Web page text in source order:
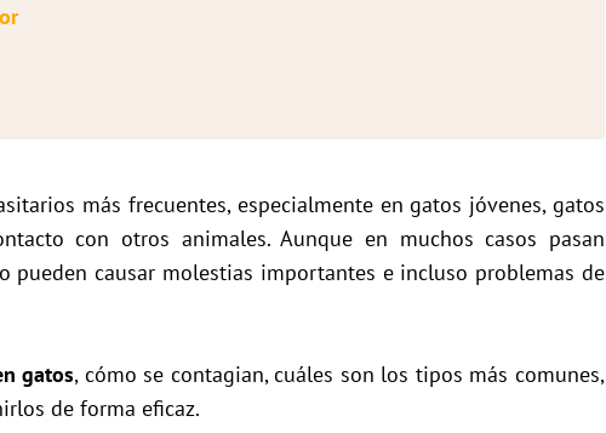
más frecuentes, especialmente en gatos jóvenes, gatos
con otros animales. Aunque en muchos casos pasan
causar molestias importantes e incluso problemas de
gatos, cómo se contagian, cuáles son los tipos más comunes,
de forma eficaz.